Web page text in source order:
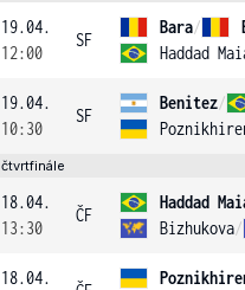
19.04.
12:00
SF
Bara/
Haddad
19.04.
10:30
SF
Benitez/
čtvrtfinále
18.04.
13:30
ČF
Haddad
Bizhukova/
18.04.